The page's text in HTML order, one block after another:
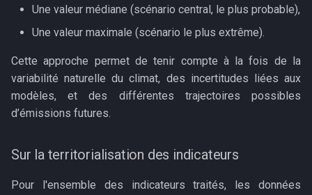
Une valeur médiane (scénario central, le plus probable),
Une valeur maximale (scénario le plus extrême).
Cette approche permet de tenir compte à la fois de la
variabilité naturelle du climat, des incertitudes liées aux
modèles, et des différentes trajectoires possibles
d’émissions futures.
Sur la territorialisation des indicateurs
Pour l'ensemble des indicateurs traités, les données